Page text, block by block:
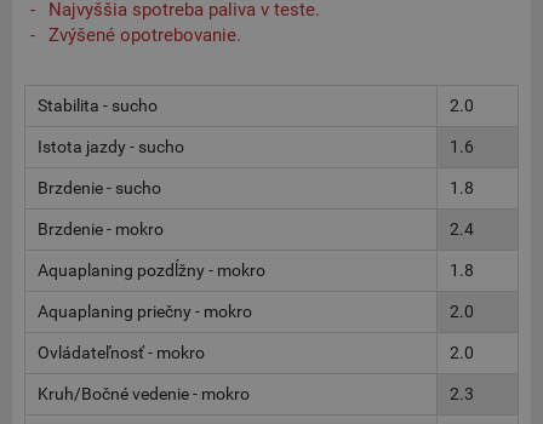
Najvyššia spotreba paliva v teste.
Zvýšené opotrebovanie.
Stabilita - sucho 2.0
Istota jazdy - sucho 1.6
Brzdenie - sucho 1.8
Brzdenie - mokro 2.4
Aquaplaning pozdĺžny - mokro 1.8
Aquaplaning priečny - mokro 2.0
Ovládateľnosť - mokro 2.0
Kruh/Bočné vedenie - mokro 2.3